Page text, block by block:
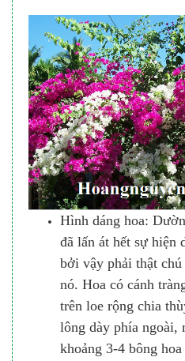
Hình dáng hoa:
đã lấn át hết sự hiện
bởi vậy phải thật
nó. Hoa có cánh
trên loe rộng chia
lông dày phía ngoài,
khoảng 3-4 bông